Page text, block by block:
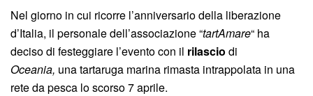
Nel giorno in cui ricorre l’anniversario della liberazione
d’Italia, il personale dell’associazione “tartAmare“ ha
deciso di festeggiare l’evento con il rilascio di
Oceania, una tartaruga marina rimasta intrappolata in una
rete da pesca lo scorso 7 aprile.